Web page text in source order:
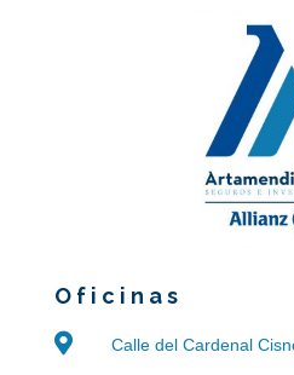
Oficinas

Calle del Cardenal